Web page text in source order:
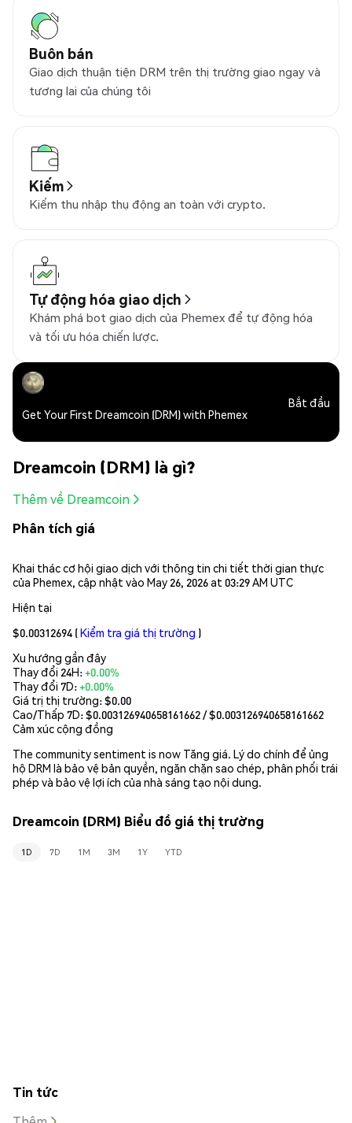
Buôn bán
Giao dịch thuận tiện DRM trên thị trường giao ngay và
tương lai của chúng tôi
Kiếm
Kiếm thu nhập thụ động an toàn với crypto.
Tự động hóa giao dịch
Khám phá bot giao dịch của Phemex để tự động hóa
và tối ưu hóa chiến lược.
Get Your First Dreamcoin (DRM) with Phemex
Bắt đầu
Dreamcoin (DRM) là gì?
Thêm về Dreamcoin
Phân tích giá
Khai thác cơ hội giao dịch với thông tin chi tiết thời gian thực
của Phemex, cập nhật vào May 26, 2026 at 03:29 AM UTC
Hiện tại
$0.00312694 (Kiểm tra giá thị trường )
Xu hướng gần đây
Thay đổi 24H:+0.00%
Thay đổi 7D:+0.00%
Giá trị thị trường:$0.00
Cao/Thấp 7D: $0.003126940658161662/ $0.003126940658161662
Cảm xúc cộng đồng
The community sentiment is now Tăng giá. Lý do chính để ủng
hộ DRM là bảo vệ bản quyền, ngăn chặn sao chép, phân phối trái
phép và bảo vệ lợi ích của nhà sáng tạo nội dung.
Dreamcoin (DRM) Biểu đồ giá thị trường
1D 7D 1M 3M 1Y YTD
Tin tức